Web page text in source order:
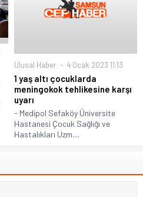
Ulusal Haber 4 Ocak 2023 11:13
1 yaş altı çocuklarda
meningokok tehlikesine karşı
uyarı
- Medipol Sefaköy Üniversite
Hastanesi Çocuk Sağlığı ve
Hastalıkları Uzm....